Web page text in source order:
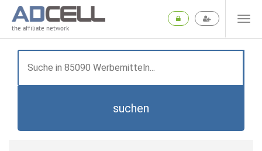
the affiliate network
suchen